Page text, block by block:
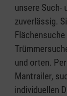
unsere Such-
zuverlässig.
und orten.
Mantrailer,
individuellen